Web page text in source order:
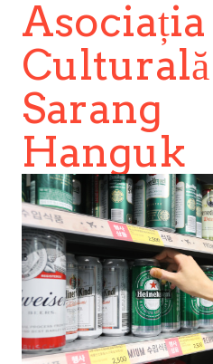
Asociația
Culturală
Sarang
Hanguk